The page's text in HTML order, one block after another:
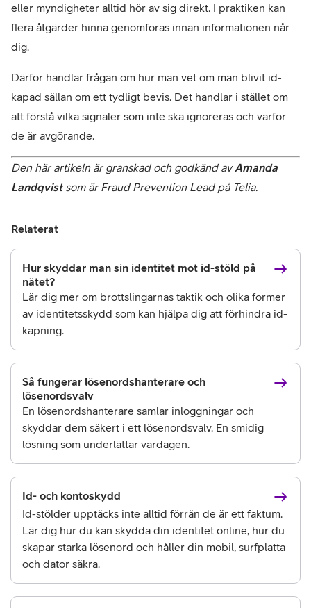
eller myndigheter alltid hör av sig direkt. I praktiken kan
flera åtgärder hinna genomföras innan informationen når
dig.
Därför handlar frågan om hur man vet om man blivit id-
kapad sällan om ett tydligt bevis. Det handlar i stället om
att förstå vilka signaler som inte ska ignoreras och varför
de är avgörande.
Den här artikeln är granskad och godkänd av Amanda
Landqvist som är Fraud Prevention Lead på Telia.
Relaterat
Hur skyddar man sin identitet mot id-stöld på
nätet?
Lär dig mer om brottslingarnas taktik och olika former
av identitetsskydd som kan hjälpa dig att förhindra id-
kapning.
Så fungerar lösenordshanterare och
lösenordsvalv
En lösenordshanterare samlar inloggningar och
skyddar dem säkert i ett lösenordsvalv. En smidig
lösning som underlättar vardagen.
Id- och kontoskydd
Id-stölder upptäcks inte alltid förrän de är ett faktum.
Lär dig hur du kan skydda din identitet online, hur du
skapar starka lösenord och håller din mobil, surfplatta
och dator säkra.